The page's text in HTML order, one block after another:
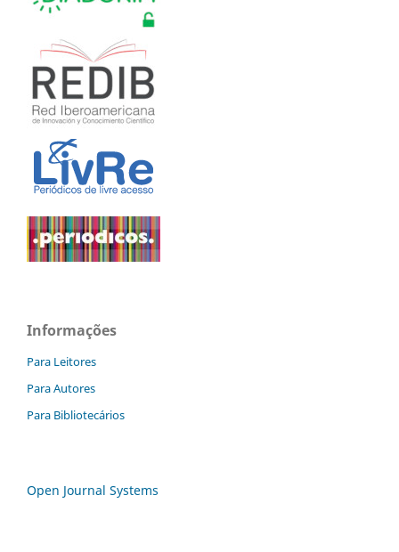
Informações
Para Leitores
Para Autores
Para Bibliotecários
Open Journal Systems